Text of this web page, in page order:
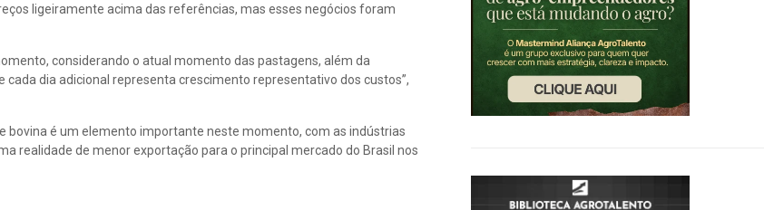
ligeiramente acima das referências, mas esses negócios foram
considerando o atual momento das pastagens, além da
dia adicional representa crescimento representativo dos custos”,
é um elemento importante neste momento, com as indústrias
realidade de menor exportação para o principal mercado do Brasil nos